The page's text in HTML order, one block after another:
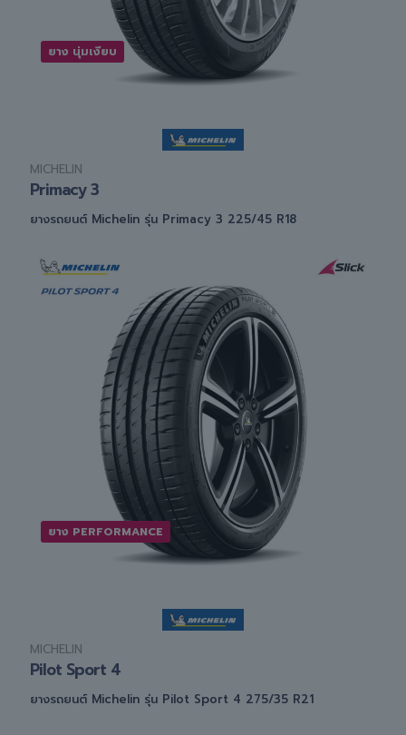
ยาง นุ่มเงียบ
MICHELIN
Primacy 3
ยางรถยนต์ Michelin รุ่น Primacy 3 225/45 R18
ยาง PERFORMANCE
MICHELIN
Pilot Sport 4
ยางรถยนต์ Michelin รุ่น Pilot Sport 4 275/35 R21